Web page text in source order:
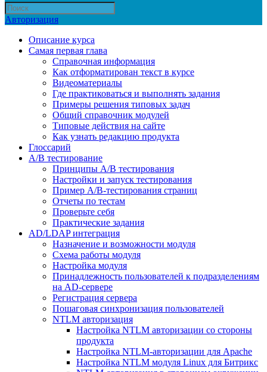
Авторизация
Описание курса
Самая первая глава
Справочная информация
Как отформатирован текст в курсе
Видеоматериалы
Где практиковаться и выполнять задания
Примеры решения типовых задач
Общий справочник модулей
Типовые действия на сайте
Как узнать редакцию продукта
Глоссарий
A/B тестирование
Принципы A/B тестирования
Настройки и запуск тестирования
Пример A/B-тестирования страниц
Отчеты по тестам
Проверьте себя
Практические задания
AD/LDAP интеграция
Назначение и возможности модуля
Схема работы модуля
Настройка модуля
Принадлежность пользователей к подразделениям
на AD-сервере
Регистрация сервера
Пошаговая синхронизация пользователей
NTLM авторизация
Настройка NTLM авторизации со стороны
продукта
Настройка NTLM-авторизации для Apache
Настройка NTLM модуля Linux для Битрикс